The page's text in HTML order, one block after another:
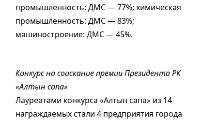
промышленность: ДМС — 77%; химическая
промышленность: ДМС — 83%;
машиностроение: ДМС — 45%.
Конкурс на соискание премии Президента РК
«Алтын сапа»
Лауреатами конкурса «Алтын сапа» из 14
награждаемых стали 4 предприятия города